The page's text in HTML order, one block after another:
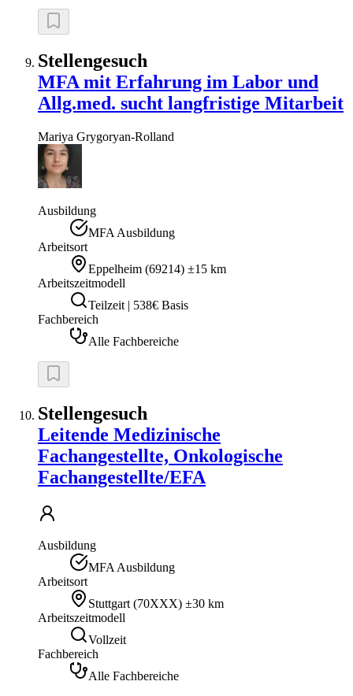
Stellengesuch
MFA mit Erfahrung im Labor und
Allg.med. sucht langfristige Mitarbeit
Mariya Grygoryan-Rolland
Ausbildung
MFA Ausbildung
Arbeitsort
Eppelheim (69214) ±15 km
Arbeitszeitmodell
Teilzeit | 538€ Basis
Fachbereich
Alle Fachbereiche
Stellengesuch
Leitende Medizinische
Fachangestellte, Onkologische
Fachangestellte/EFA
Ausbildung
MFA Ausbildung
Arbeitsort
Stuttgart (70XXX) ±30 km
Arbeitszeitmodell
Vollzeit
Fachbereich
Alle Fachbereiche